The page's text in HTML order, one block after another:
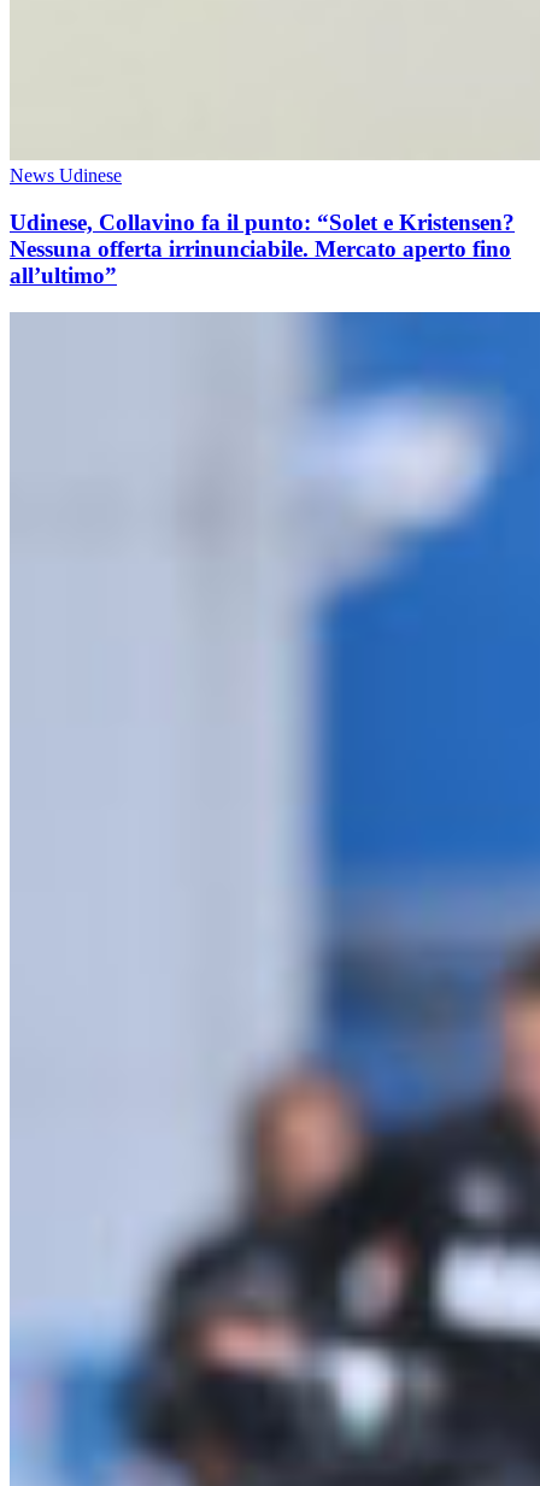
News Udinese
Udinese, Collavino fa il punto: “Solet e Kristensen?
Nessuna offerta irrinunciabile. Mercato aperto fino
all’ultimo”